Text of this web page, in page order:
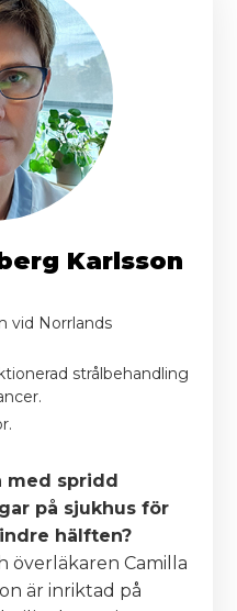
Karlsson
vid Norrlands
strålbehandling
med spridd
på sjukhus för
hälften?
överläkaren Camilla
är inriktad på